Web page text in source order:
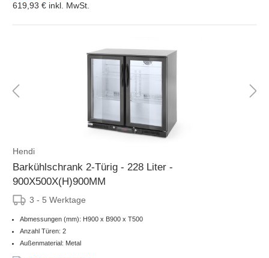
619,93 € inkl. MwSt.
Hendi
Barkühlschrank 2-Türig - 228 Liter -
900X500X(H)900MM
3 - 5 Werktage
Abmessungen (mm): H900 x B900 x T500
Anzahl Türen: 2
Außenmaterial: Metal